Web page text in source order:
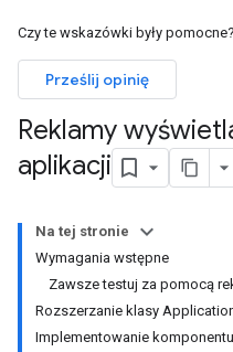
Czy te wskazówki były pomocne?
Prześlij opinię
Reklamy
aplikacji
Na tej stronie
Wymagania wstępne
Zawsze testuj za pomocą
Rozszerzanie klasy
Implementowanie